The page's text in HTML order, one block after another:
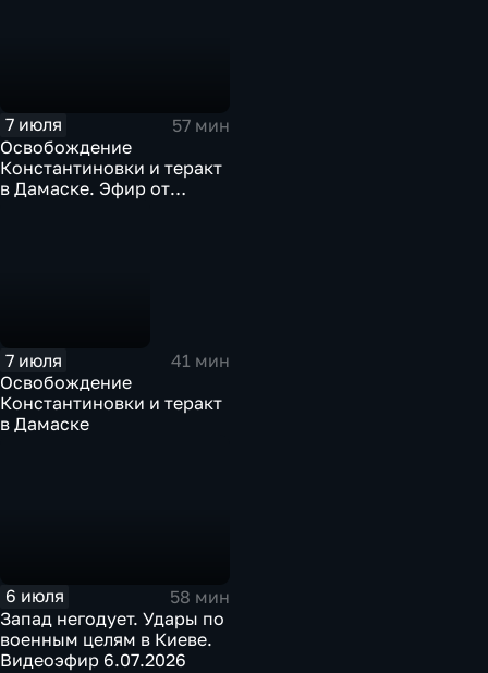
7 июля
57 мин
Освобождение
Константиновки и теракт
в Дамаске. Эфир от
7 июля
41 мин
Освобождение
Константиновки и теракт
в Дамаске
6 июля
58 мин
Запад негодует. Удары по
военным целям в Киеве.
Видеоэфир 6.07.2026